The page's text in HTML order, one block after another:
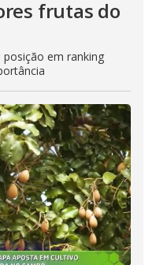
frutas do
posição em ranking